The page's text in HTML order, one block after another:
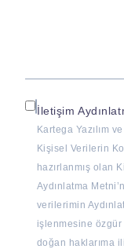
İletişim
Kartega Yazılım
Kişisel Verilerin
hazırlanmış olan
Aydınlatma
verilerimin
işlenmesine özgür
doğan haklarıma